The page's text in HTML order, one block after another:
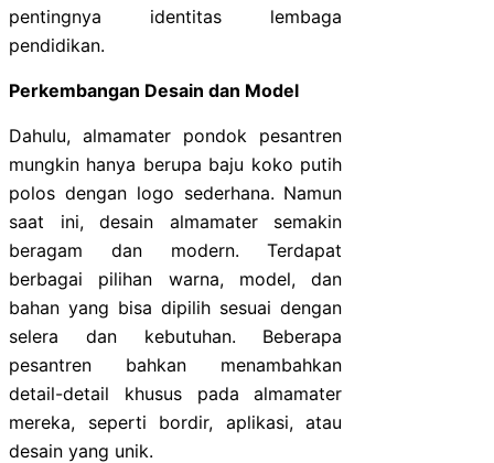
pentingnya identitas lembaga
pendidikan.
Perkembangan Desain dan Model
Dahulu, almamater pondok pesantren
mungkin hanya berupa baju koko putih
polos dengan logo sederhana. Namun
saat ini, desain almamater semakin
beragam dan modern. Terdapat
berbagai pilihan warna, model, dan
bahan yang bisa dipilih sesuai dengan
selera dan kebutuhan. Beberapa
pesantren bahkan menambahkan
detail-detail khusus pada almamater
mereka, seperti bordir, aplikasi, atau
desain yang unik.